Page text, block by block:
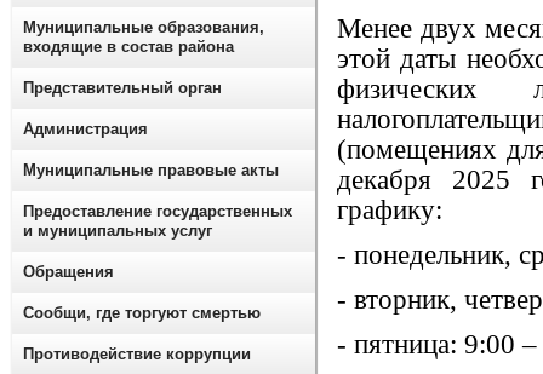
Менее двух
этой даты
(помещениях
декабря 2025
графику:
- понедельник,
- вторник,
- пятница: 9:00
Муниципальные образования,
входящие в состав района
Представительный орган
Администрация
Муниципальные правовые акты
Предоставление государственных
и муниципальных услуг
Обращения
Сообщи, где торгуют смертью
Противодействие коррупции